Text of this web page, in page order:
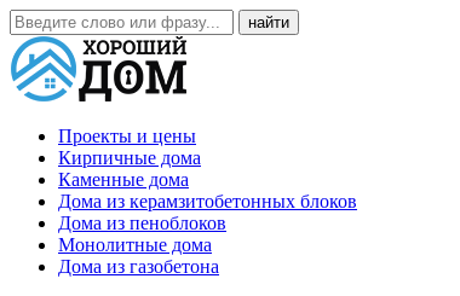
Проекты и цены
Кирпичные дома
Каменные дома
Дома из керамзитобетонных блоков
Дома из пеноблоков
Монолитные дома
Дома из газобетона